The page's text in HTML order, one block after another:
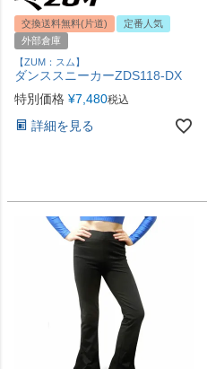
交換送料無料(片道)
定番人気
外部倉庫
【ZUM：スム】
ダンススニーカーZDS118-DX
特別価格 ¥7,480税込
詳細を見る